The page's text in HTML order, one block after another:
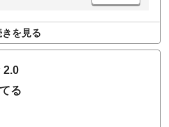
きを見る
2.0
る